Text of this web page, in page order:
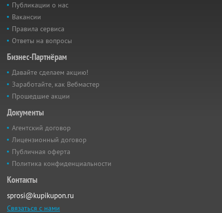
Публикации о нас
Вакансии
Правила сервиса
Ответы на вопросы
Бизнес-Партнёрам
Давайте сделаем акцию!
Заработайте, как Вебмастер
Прошедшие акции
Документы
Агентский договор
Лицензионный договор
Публичная оферта
Политика конфиденциальности
Контакты
sprosi@kupikupon.ru
Связаться с нами